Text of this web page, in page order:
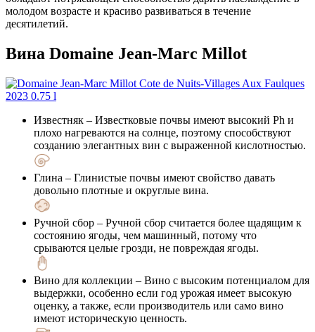
молодом возрасте и красиво развиваться в течение
десятилетий.
Вина Domaine Jean-Marc Millot
Известняк – Известковые почвы имеют высокий Ph и
плохо нагреваются на солнце, поэтому способствуют
созданию элегантных вин с выраженной кислотностью.
Глина – Глинистые почвы имеют свойство давать
довольно плотные и округлые вина.
Ручной сбор – Ручной сбор считается более щадящим к
состоянию ягоды, чем машинный, потому что
срываются целые грозди, не повреждая ягоды.
Вино для коллекции – Вино с высоким потенциалом для
выдержки, особенно если год урожая имеет высокую
оценку, а также, если производитель или само вино
имеют историческую ценность.